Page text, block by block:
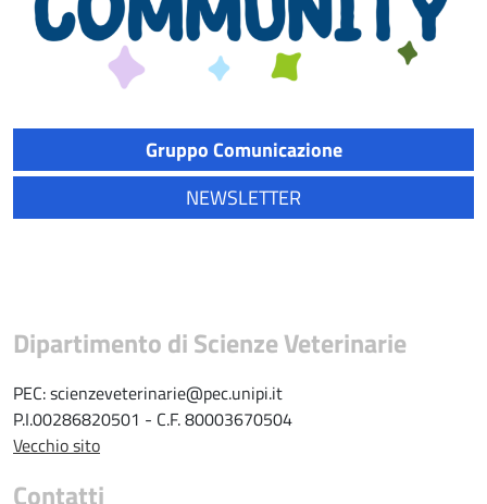
Gruppo Comunicazione
NEWSLETTER
Dipartimento di Scienze Veterinarie
PEC: scienzeveterinarie@pec.unipi.it
P.I.00286820501 - C.F. 80003670504
Vecchio sito
Contatti